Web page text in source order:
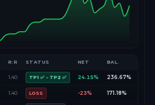
R:R STATUS NET BAL.
1.40 TP1 ✅ - TP2 ✅ 24.15% 236.67%
1.40 LOSS -23% 171.18%